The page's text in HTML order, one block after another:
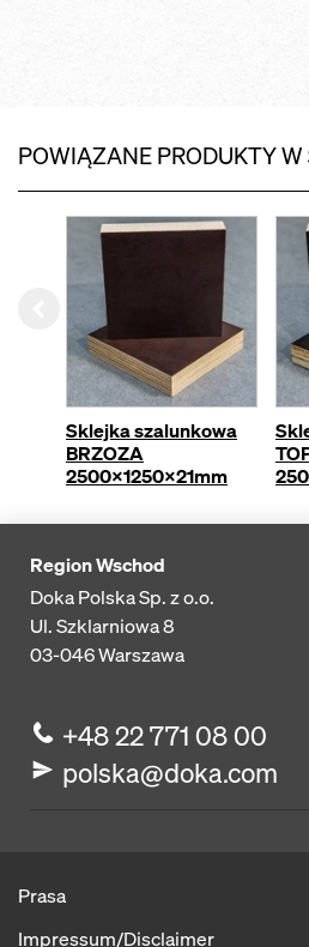
POWIĄZANE PRODUKTY W
Sklejka szalunkowa
BRZOZA
2500x1250x21mm
Region Wschod
Doka Polska Sp. z o.o.
Ul. Szklarniowa 8
03-046Warszawa
+48 22 771 08 00
polska@doka.com
Prasa
Impressum/Disclaimer